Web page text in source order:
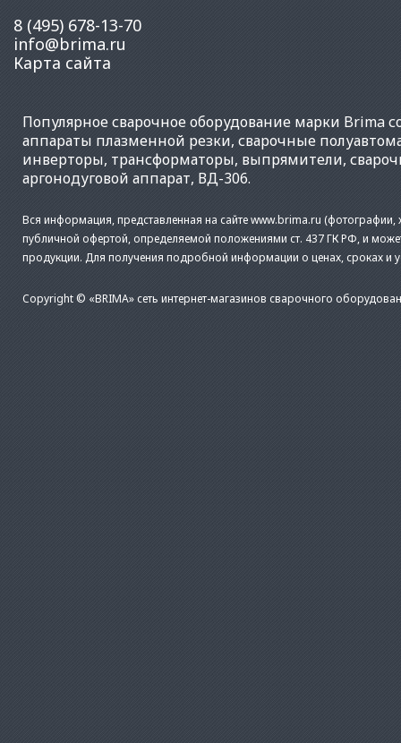
8 (495) 678-13-70
info@brima.ru
Карта сайта
Популярноесварочное оборудование марки Brima
аппараты плазменной резки, сварочные
инверторы, трансформаторы, выпрямители,
аргонодуговой аппарат, ВД-306.
Вся информация, представленная на сайте www.brima.ru (фотографии,
публичной офертой, определяемой положениями ст. 437 ГК РФ, и
продукции. Для получения подробной информации о ценах, сроках и
Copyright © «BRIMA» сеть интернет-магазинов сварочного